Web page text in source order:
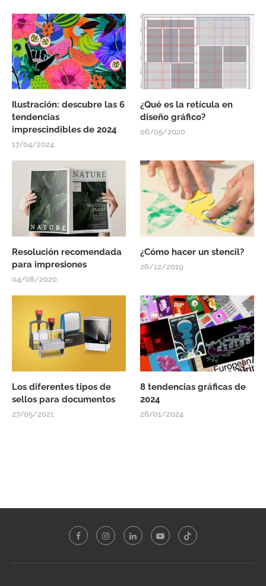
Ilustración: descubre las 6
tendencias
imprescindibles de 2024
17/04/2024
¿Qué es la retícula en
diseño gráfico?
06/05/2020
Resolución recomendada
para impresiones
04/08/2020
¿Cómo hacer un stencil?
26/12/2019
Los diferentes tipos de
sellos para documentos
27/05/2021
8 tendencias gráficas de
2024
26/01/2024